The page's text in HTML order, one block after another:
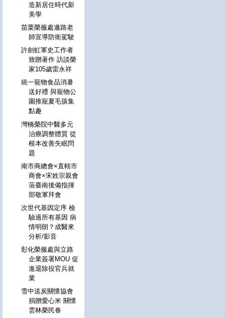
造新居住時代新
美學
苗栗榮服處邀路老
師宣導防衛駕駛
許劍虹軍史工作者
致贈著作 訪談榮
家105歲雷永祥
統一寵物食品消暑
送好禮 與寵物公
園推寵夏毛孩集
點趣
灣橋榮院中醫多元
治療調整體質 從
根本改善失眠問
題
南市商總會×直轄市
商會×宋姓宗親會
蒞臺南後備指揮
部敬軍拜會
次世代基因定序 檢
驗過所有基因 病
情明朗？成醫來
分析/影音
彰化榮服處與立路
企業簽署MOU 促
進退除役官兵就
業
雪中送炭關懷協會
捐贈愛心米 關懷
雲林榮民眷